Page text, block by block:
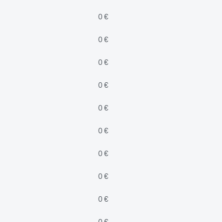
0 €
0 €
0 €
0 €
0 €
0 €
0 €
0 €
0 €